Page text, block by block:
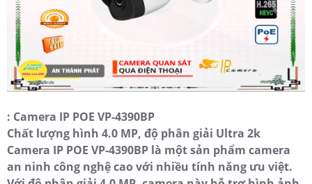
: Camera IP POE VP-4390BP
Chất lượng hình 4.0 MP, độ phân giải Ultra 2k
Camera IP POE VP-4390BP là một sản phẩm camera
an ninh công nghệ cao với nhiều tính năng ưu việt.